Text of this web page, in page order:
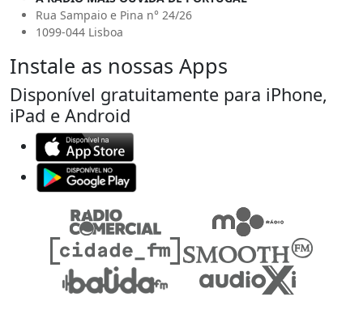
Rua Sampaio e Pina n° 24/26
1099-044 Lisboa
Instale as nossas Apps
Disponível gratuitamente para iPhone,
iPad e Android